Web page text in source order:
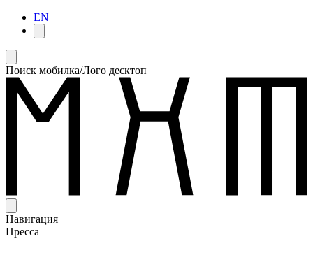
EN
Поиск мобилка/Лого десктоп
Навигация
Пресса